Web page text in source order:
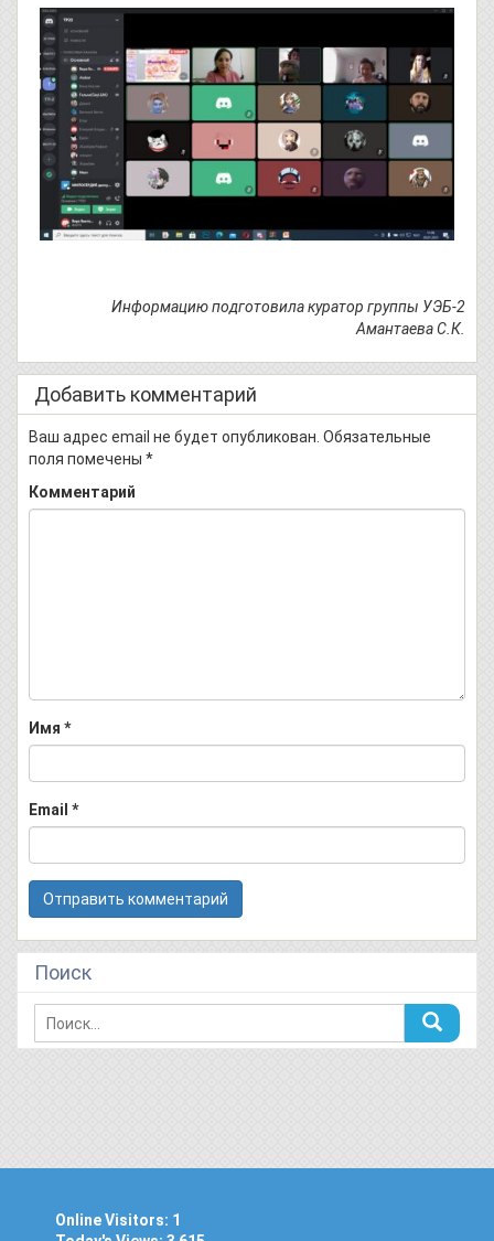
Информацию подготовила куратор группы УЭБ-2
Амантаева С.К.
Добавить комментарий
Ваш адрес email не будет опубликован. Обязательные
поля помечены *
Комментарий
Имя *
Email *
Поиск
Online Visitors: 1